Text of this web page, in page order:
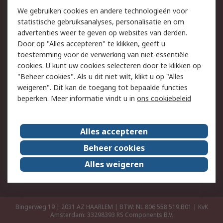
Track & Trace
Wettelijk
Cookiebeleid
Email veiligheid
Privacybeleid
Websitevoorwaarden
Algemene
verkoopvoorwaarden
Over RS
RS Group
Over ons
RS wereldwijd
Werken bij RS
ESG
Bingerweg 19 | 2031 AZ HAARLEM | BTW: NL 806 558 519.B01 | KvK
Amsterdam: 33298393 RS Components B.V.
We gebruiken cookies en andere technologieën voor
statistische gebruiksanalyses, personalisatie en om
advertenties weer te geven op websites van derden.
Door op "Alles accepteren" te klikken, geeft u
toestemming voor de verwerking van niet-essentiële
cookies. U kunt uw cookies selecteren door te klikken op
"Beheer cookies". Als u dit niet wilt, klikt u op "Alles
weigeren". Dit kan de toegang tot bepaalde functies
beperken. Meer informatie vindt u in ons cookiebeleid
Alles accepteren
Beheer cookies
Alles weigeren